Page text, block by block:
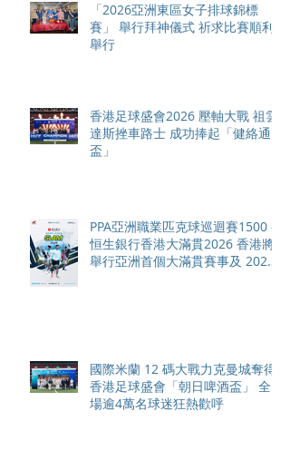
「2026亞洲東區女子排球錦標
賽」 舉行拜神儀式 祈求比賽順利
舉行
香港足球盛會2026 壓軸大戰 祖雲
達斯挫車路士 成功捧起「健絡通
盃」
PPA亞洲職業匹克球巡迴賽1500 -
恒生銀行香港大滿貫2026 香港將
舉行亞洲首個大滿貫賽事及 2026
國際米蘭 12 碼大戰力克曼城奪得
香港足球盛會「朝日啤酒盃」 全
場逾4萬名球迷狂熱歡呼